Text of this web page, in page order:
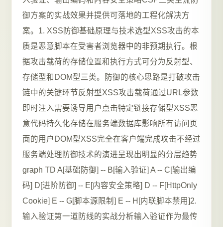
御方案的实战效果并提供可落地的工程化解决方
案。1. XSS防御基础原理与技术选型XSS攻击的本
质是恶意脚本在受害者浏览器中的非预期执行。根
据攻击载荷的存储位置和执行方式可分为反射型、
存储型和DOM型三类。防御的核心思路是打破攻击
链中的关键环节反射型XSS攻击载荷通过URL参数
即时注入需要诱导用户点击特定链接存储型XSS恶
意代码持久化存储在服务端数据库影响所有访问页
面的用户DOM型XSS完全在客户端完成攻击不经过
服务端处理防御技术的演进呈现出明显的分层趋势
graph TD A[基础防御] -- B[输入验证] A -- C[输出编
码] D[进阶防御] -- E[内容安全策略] D -- F[HttpOnly
Cookie] E -- G[脚本源限制] E -- H[内联脚本禁用]2.
输入验证第一道防线的实战分析输入验证作为最传